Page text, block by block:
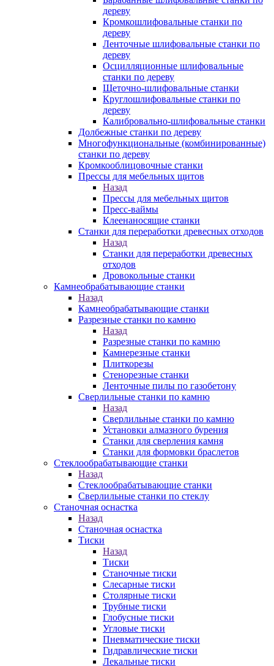
дереву
Кромкошлифовальные станки по
дереву
Ленточные шлифовальные станки по
дереву
Осцилляционные шлифовальные
станки по дереву
Щеточно-шлифовальные станки
Круглошлифовальные станки по
дереву
Калибровально-шлифовальные станки
Долбежные станки по дереву
Многофункциональные (комбинированные)
станки по дереву
Кромкооблицовочные станки
Прессы для мебельных щитов
Назад
Прессы для мебельных щитов
Пресс-ваймы
Клеенаносящие станки
Станки для переработки древесных отходов
Назад
Станки для переработки древесных
отходов
Дровокольные станки
Камнеобрабатывающие станки
Назад
Камнеобрабатывающие станки
Разрезные станки по камню
Назад
Разрезные станки по камню
Камнерезные станки
Плиткорезы
Стенорезные станки
Ленточные пилы по газобетону
Сверлильные станки по камню
Назад
Сверлильные станки по камню
Установки алмазного бурения
Станки для сверления камня
Станки для формовки браслетов
Стеклообрабатывающие станки
Назад
Стеклообрабатывающие станки
Сверлильные станки по стеклу
Станочная оснастка
Назад
Станочная оснастка
Тиски
Назад
Тиски
Станочные тиски
Слесарные тиски
Столярные тиски
Трубные тиски
Глобусные тиски
Угловые тиски
Пневматические тиски
Гидравлические тиски
Лекальные тиски